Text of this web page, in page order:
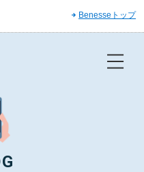
Benesseトップ